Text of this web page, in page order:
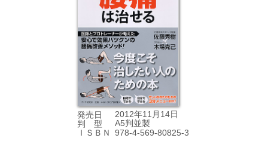
発売日
2012年11月14日
判 型
A5判並製
ＩＳＢＮ
978-4-569-80825-3